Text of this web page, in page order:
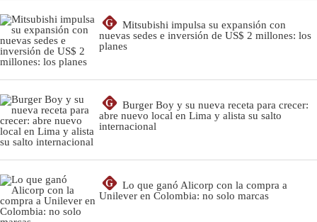
G
Mitsubishi impulsa su expansión con
nuevas sedes e inversión de US$ 2 millones: los
planes
G
Burger Boy y su nueva receta para crecer:
abre nuevo local en Lima y alista su salto
internacional
G
Lo que ganó Alicorp con la compra a
Unilever en Colombia: no solo marcas